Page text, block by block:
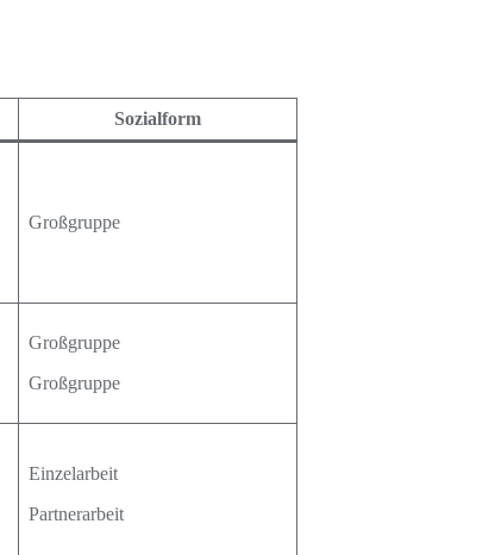
Sozialform
Großgruppe
Großgruppe
Großgruppe
Einzelarbeit
Partnerarbeit